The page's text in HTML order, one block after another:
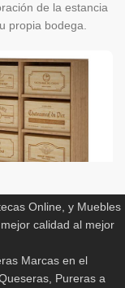
de la estancia
propia bodega.
Online, y Muebles
calidad al mejor
Marcas en el
Pureras a